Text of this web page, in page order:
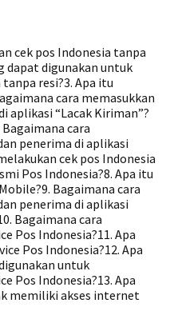
cek pos Indonesia tanpa
dapat digunakan untuk
resi?3. Apa itu
cara memasukkan
aplikasi “Lacak Kiriman”?
Bagaimana cara
penerima di aplikasi
cek pos Indonesia
Pos Indonesia?8. Apa itu
Bagaimana cara
penerima di aplikasi
Bagaimana cara
Pos Indonesia?11. Apa
Pos Indonesia?12. Apa
untuk
Pos Indonesia?13. Apa
memiliki akses internet